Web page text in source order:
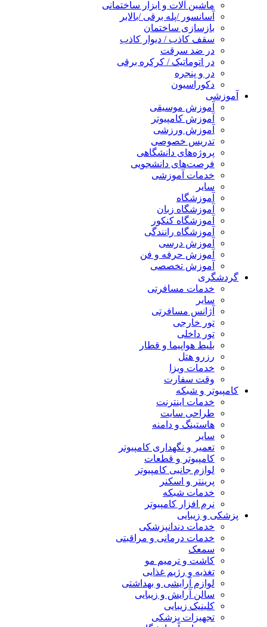
ماشین آلات و ابزار ساختمانی
آسانسور /پله برقی /بالابر
بازسازی ساختمان
سقف کاذب / دیوار کاذب
در ضد سرقت
در اتوماتیک / کرکره برقی
در و پنجره
دکوراسیون
آموزشی
آموزش موسیقی
آموزش کامپیوتر
آموزش ورزشی
تدریس خصوصی
پروژه‌های دانشگاهی
فرصت‌های دانشجویی
خدمات آموزشی
سایر
آموزشگاه
آموزشگاه زبان
آموزشگاه کنکور
آموزشگاه رانندگی
آموزش درسی
آموزش حرفه و فن
آموزش تخصصی
گردشگری
خدمات مسافرتی
سایر
آژانس مسافرتی
تور خارجی
تور داخلی
بلیط هواپیما و قطار
رزرو هتل
خدمات ویزا
وقت سفارت
کامپیوتر و شبکه
خدمات اینترنت
طراحی سایت
هاستینگ و دامنه
سایر
تعمیر و نگهداری کامپیوتر
کامپیوتر و قطعات
لوازم جانبی کامپیوتر
پرینتر و اسکنر
خدمات شبکه
نرم افزار کامپیوتر
پزشکی و زیبایی
خدمات دندانپزشکی
خدمات درمانی و مراقبتی
سمعک
کاشت و ترمیم مو
تغذیه و رژیم غذایی
لوازم آرایشی و بهداشتی
سالن آرایش و زیبایی
کلینیک زیبایی
تجهیزات پزشکی